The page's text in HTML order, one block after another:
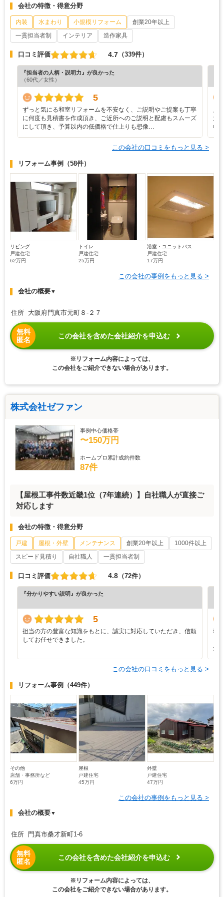
会社の特徴・得意分野
内装 水まわり 小規模リフォーム
創業20年以上
一貫担当者制
インテリア 造作家具
口コミ評価 4.7 （339件）
『担当者の人柄・説明力』が良かった
（60代／女性）
5
ずっと気にる和室リフォームを不安なく、ご説明やご提案も丁寧
に何度も見積書を作成頂き、ご近所へのご説明と配慮もスムーズ
にして頂き、予算以内の低価格で仕上りも想像…
大
様
この会社の口コミをもっと見る >
リフォーム事例 （58件）
リビング
戸建住宅
62万円
トイレ
戸建住宅
25万円
浴室・ユニットバス
戸建住宅
17万円
この会社の事例をもっと見る >
会社の概要▼
住所 大阪府門真市元町８-２７
無料
匿名
この会社を含めた会社紹介を申込む
※リフォーム内容によっては、
この会社をご紹介できない場合があります。
株式会社ゼファン
事例中心価格帯
〜150万円
ホームプロ累計成約件数
87件
【屋根工事件数近畿1位（7年連続）】自社職人が直接ご
対応します
会社の特徴・得意分野
戸建 屋根・外壁 メンテナンス 創業20年以上
1000件以上
スピード見積り
自社職人 一貫担当者制
口コミ評価 4.8 （72件）
『分かりやすい説明』が良かった
5
担当の方の豊富な知識をもとに、誠実に対応していただき、信頼
してお任せできました。
現
た
この会社の口コミをもっと見る >
リフォーム事例 （449件）
その他
店舗・事務所など
6万円
屋根
戸建住宅
45万円
外壁
戸建住宅
47万円
この会社の事例をもっと見る >
会社の概要▼
住所 門真市桑才新町1-6
無料
匿名
この会社を含めた会社紹介を申込む
※リフォーム内容によっては、
この会社をご紹介できない場合があります。